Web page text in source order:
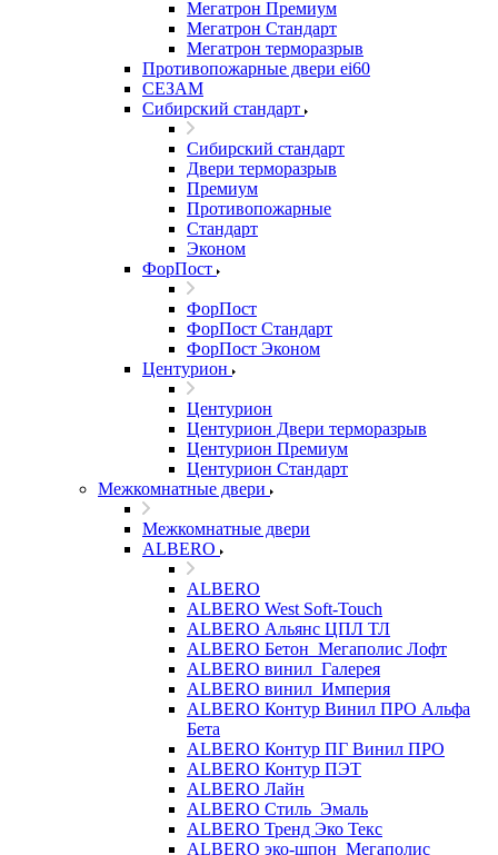
Мегатрон Премиум
Мегатрон Стандарт
Мегатрон терморазрыв
Противопожарные двери ei60
СЕЗАМ
Сибирский стандарт
Сибирский стандарт
Двери терморазрыв
Премиум
Противопожарные
Стандарт
Эконом
ФорПост
ФорПост
ФорПост Стандарт
ФорПост Эконом
Центурион
Центурион
Центурион Двери терморазрыв
Центурион Премиум
Центурион Стандарт
Межкомнатные двери
Межкомнатные двери
ALBERO
ALBERO
ALBERO West Soft-Touch
ALBERO Альянс ЦПЛ ТЛ
ALBERO Бетон_Мегаполис Лофт
ALBERO винил_Галерея
ALBERO винил_Империя
ALBERO Контур Винил ПРО Альфа
Бета
ALBERO Контур ПГ Винил ПРО
ALBERO Контур ПЭТ
ALBERO Лайн
ALBERO Стиль_Эмаль
ALBERO Тренд Эко Текс
ALBERO эко-шпон_Мегаполис